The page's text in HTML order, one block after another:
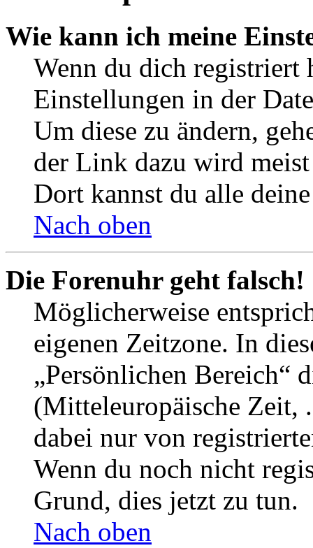
Wie kann ich meine
Wenn du dich registriert
Einstellungen in der
Um diese zu ändern,
der Link dazu wird
Dort kannst du alle
Nach oben
Die Forenuhr geht falsch!
Möglicherweise
eigenen Zeitzone. In
„Persönlichen Bereich“
(Mitteleuropäische Zeit,
dabei nur von
Wenn du noch nicht
Grund, dies jetzt zu tun.
Nach oben